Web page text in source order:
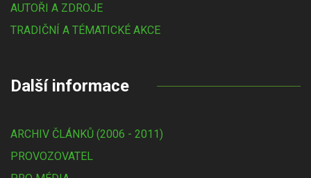
AUTOŘI A ZDROJE
TRADIČNÍ A TÉMATICKÉ AKCE
Další informace
ARCHIV ČLÁNKŮ (2006 - 2011)
PROVOZOVATEL